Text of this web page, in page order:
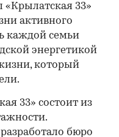
33»
активного
каждой семьи
энергетикой
который
33» состоит из
бюро